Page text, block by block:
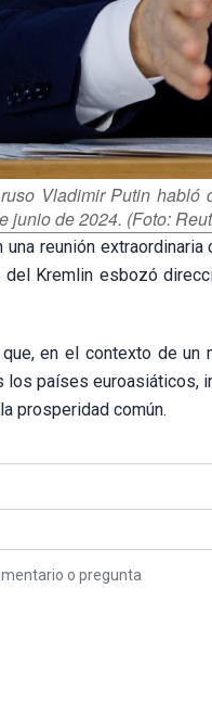
Vladimir Putin habló
junio de 2024. (Foto:
una reunión
Kremlin esbozó
en el contexto de un
los países euroasiáticos,
prosperidad común.